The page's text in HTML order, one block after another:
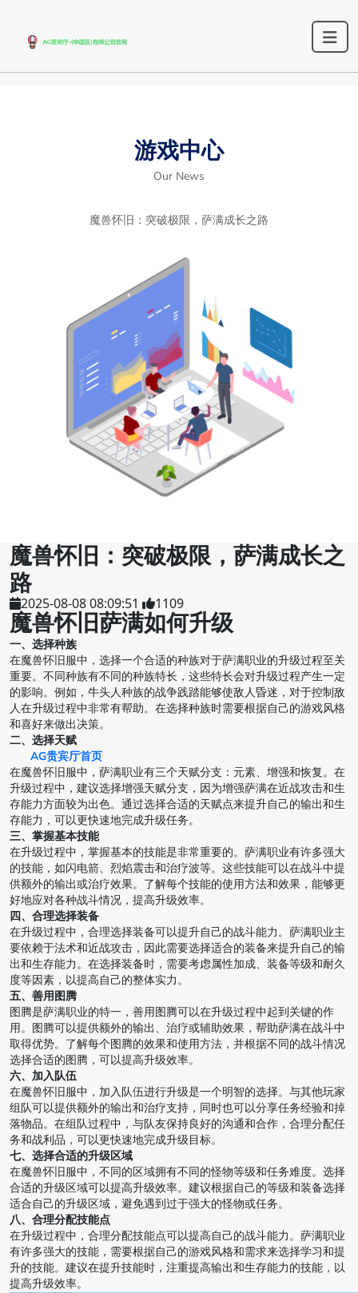
游戏中心
Our News
魔兽怀旧：突破极限，萨满成长之路
魔兽怀旧：突破极限，萨满成长之
路
2025-08-08 08:09:51 1109
魔兽怀旧萨满如何升级
一、选择种族
在魔兽怀旧服中，选择一个合适的种族对于萨满职业的升级过程至关
重要。不同种族有不同的种族特长，这些特长会对升级过程产生一定
的影响。例如，牛头人种族的战争践踏能够使敌人昏迷，对于控制敌
人在升级过程中非常有帮助。在选择种族时需要根据自己的游戏风格
和喜好来做出决策。
二、选择天赋
AG贵宾厅首页
在魔兽怀旧服中，萨满职业有三个天赋分支：元素、增强和恢复。在
升级过程中，建议选择增强天赋分支，因为增强萨满在近战攻击和生
存能力方面较为出色。通过选择合适的天赋点来提升自己的输出和生
存能力，可以更快速地完成升级任务。
三、掌握基本技能
在升级过程中，掌握基本的技能是非常重要的。萨满职业有许多强大
的技能，如闪电箭、烈焰震击和治疗波等。这些技能可以在战斗中提
供额外的输出或治疗效果。了解每个技能的使用方法和效果，能够更
好地应对各种战斗情况，提高升级效率。
四、合理选择装备
在升级过程中，合理选择装备可以提升自己的战斗能力。萨满职业主
要依赖于法术和近战攻击，因此需要选择适合的装备来提升自己的输
出和生存能力。在选择装备时，需要考虑属性加成、装备等级和耐久
度等因素，以提高自己的整体实力。
五、善用图腾
图腾是萨满职业的特一，善用图腾可以在升级过程中起到关键的作
用。图腾可以提供额外的输出、治疗或辅助效果，帮助萨满在战斗中
取得优势。了解每个图腾的效果和使用方法，并根据不同的战斗情况
选择合适的图腾，可以提高升级效率。
六、加入队伍
在魔兽怀旧服中，加入队伍进行升级是一个明智的选择。与其他玩家
组队可以提供额外的输出和治疗支持，同时也可以分享任务经验和掉
落物品。在组队过程中，与队友保持良好的沟通和合作，合理分配任
务和战利品，可以更快速地完成升级目标。
七、选择合适的升级区域
在魔兽怀旧服中，不同的区域拥有不同的怪物等级和任务难度。选择
合适的升级区域可以提高升级效率。建议根据自己的等级和装备选择
适合自己的升级区域，避免遇到过于强大的怪物或任务。
八、合理分配技能点
在升级过程中，合理分配技能点可以提高自己的战斗能力。萨满职业
有许多强大的技能，需要根据自己的游戏风格和需求来选择学习和提
升的技能。建议在提升技能时，注重提高输出和生存能力的技能，以
提高升级效率。